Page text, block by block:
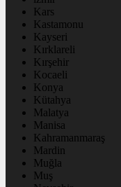
Kars
Kastamonu
Kayseri
Kırklareli
Kırşehir
Kocaeli
Konya
Kütahya
Malatya
Manisa
Kahramanmaraş
Mardin
Muğla
Muş